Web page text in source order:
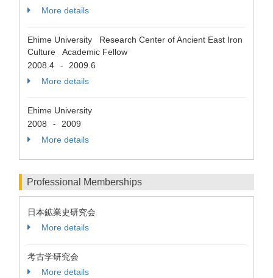
More details
Ehime University Research Center of Ancient East Iron
Culture Academic Fellow
2008.4
-
2009.6
More details
Ehime University
2008
-
2009
More details
Professional Memberships
日本鉱業史研究会
More details
考古学研究会
More details